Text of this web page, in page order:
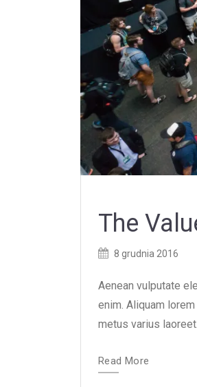
The
Posted8 grudnia 2016
Aenean vulputate
enim. Aliquam
metus varius
Read More